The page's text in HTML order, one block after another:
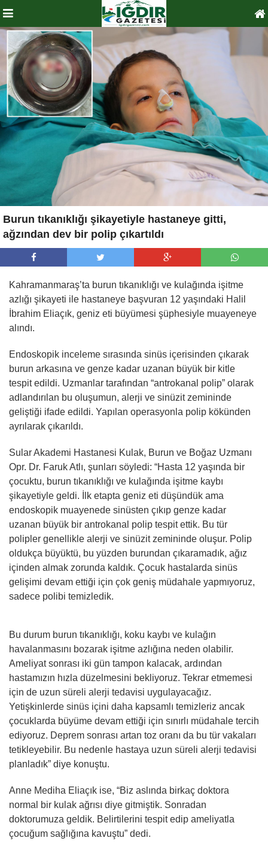
Burun tıkanıklığı şikayetiyle hastaneye gitti,
ağzından dev bir polip çıkartıldı
Kahramanmaraş’ta burun tıkanıklığı ve kulağında işitme
azlığı şikayeti ile hastaneye başvuran 12 yaşındaki Halil
İbrahim Eliaçık, geniz eti büyümesi şüphesiyle muayeneye
alındı.
Endoskopik inceleme sırasında sinüs içerisinden çıkarak
burun arkasına ve genze kadar uzanan büyük bir kitle
tespit edildi. Uzmanlar tarafından “antrokanal polip” olarak
adlandırılan bu oluşumun, alerji ve sinüzit zemininde
geliştiği ifade edildi. Yapılan operasyonla polip kökünden
ayrılarak çıkarıldı.
Sular Akademi Hastanesi Kulak, Burun ve Boğaz Uzmanı
Opr. Dr. Faruk Atlı, şunları söyledi: “Hasta 12 yaşında bir
çocuktu, burun tıkanıklığı ve kulağında işitme kaybı
şikayetiyle geldi. İlk etapta geniz eti düşündük ama
endoskopik muayenede sinüsten çıkıp genze kadar
uzanan büyük bir antrokanal polip tespit ettik. Bu tür
polipler genellikle alerji ve sinüzit zemininde oluşur. Polip
oldukça büyüktü, bu yüzden burundan çıkaramadık, ağız
içinden almak zorunda kaldık. Çocuk hastalarda sinüs
gelişimi devam ettiği için çok geniş müdahale yapmıyoruz,
sadece polibi temizledik.
Bu durum burun tıkanıklığı, koku kaybı ve kulağın
havalanmasını bozarak işitme azlığına neden olabilir.
Ameliyat sonrası iki gün tampon kalacak, ardından
hastamızın hızla düzelmesini bekliyoruz. Tekrar etmemesi
için de uzun süreli alerji tedavisi uygulayacağız.
Yetişkinlerde sinüs içini daha kapsamlı temizleriz ancak
çocuklarda büyüme devam ettiği için sınırlı müdahale tercih
ediyoruz. Deprem sonrası artan toz oranı da bu tür vakaları
tetikleyebilir. Bu nedenle hastaya uzun süreli alerji tedavisi
planladık” diye konuştu.
Anne Mediha Eliaçık ise, “Biz aslında birkaç doktora
normal bir kulak ağrısı diye gitmiştik. Sonradan
doktorumuza geldik. Belirtilerini tespit edip ameliyatla
çocuğum sağlığına kavuştu” dedi.